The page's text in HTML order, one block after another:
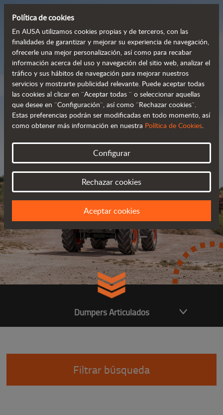
Dumpers potentes,
eficientes y rentables
Catálogo
Dumpers Articulados
Filtrar búsqueda
Política de cookies
En AUSA utilizamos cookies propias y de terceros, con las
finalidades de garantizar y mejorar su experiencia de navegación,
ofrecerle una mejor personalización, así como para recabar
información acerca del uso y navegación del sitio web, analizar el
tráfico y sus hábitos de navegación para mejorar nuestros
servicios y mostrarte publicidad relevante. Puede aceptar todas
las cookies al clicar en ¨Aceptar todas ¨ o seleccionar aquellas
que desee en ¨Configuración¨, así como ¨Rechazar cookies¨.
Estas preferencias podrán ser modificadas en todo momento, así
como obtener más información en nuestra Política de Cookies.
Configurar
Rechazar cookies
Aceptar cookies